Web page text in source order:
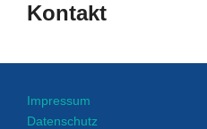
Kontakt
Impressum
Datenschutz